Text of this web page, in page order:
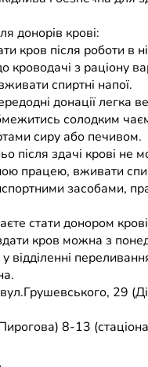
донорів крові:
кров після роботи в
кроводачі з раціону
спиртні напої.
донації легка
солодким
сиру або печивом.
після здачі крові не
працею, вживати
засобами,
стати донором крові
кров можна з
29
8-13